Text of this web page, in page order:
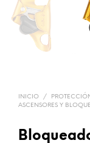
INICIO /
ASCENSORES Y